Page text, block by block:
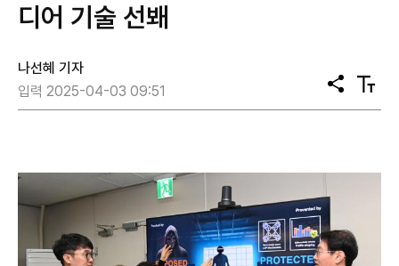
디어 기술 선봬
나선혜 기자
입력 2025-04-03 09:51
공
유
텍
스